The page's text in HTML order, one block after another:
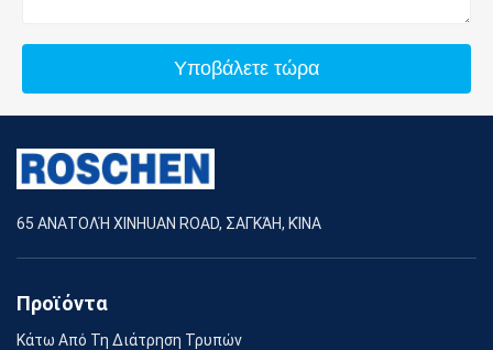
Υποβάλετε τώρα
65 ΑΝΑΤΟΛΉ XINHUAN ROAD, ΣΑΓΚΆΗ, ΚΊΝΑ
Προϊόντα
Κάτω Από Τη Διάτρηση Τρυπών